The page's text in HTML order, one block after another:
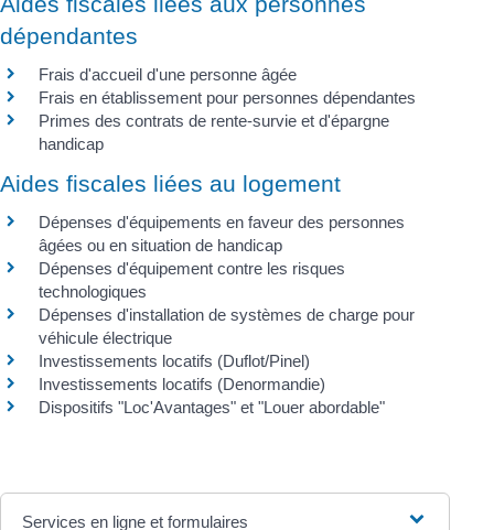
dépendantes
Frais d'accueil d'une personne âgée
Frais en établissement pour personnes dépendantes
Primes des contrats de rente-survie et d'épargne
handicap
Aides fiscales liées au logement
Dépenses d'équipements en faveur des personnes
âgées ou en situation de handicap
Dépenses d'équipement contre les risques
technologiques
Dépenses d'installation de systèmes de charge pour
véhicule électrique
Investissements locatifs (Duflot/Pinel)
Investissements locatifs (Denormandie)
Dispositifs "Loc'Avantages" et "Louer abordable"
Services en ligne et formulaires